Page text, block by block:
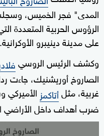
المدى" فجر الخميس،
الرؤوس الحربية المتعددة
على مدينة دينيبرو الأوكرانية.
وكشف الرئيس الروسي
الصاروخ أوريشنيك، جاءت
غربية، مثلأتاكمز الأميركي
ضرب أهداف داخل الأراضي